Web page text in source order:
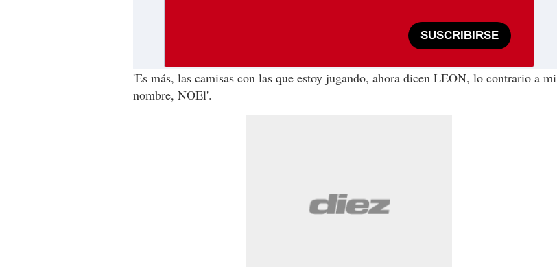
SUSCRIBIRSE
'Es más, las camisas con las que estoy jugando, ahora dicen LEON, lo contrario a mi
nombre, NOEl'.